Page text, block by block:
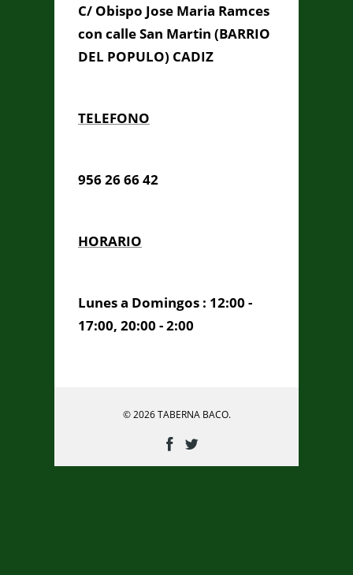
C/ Obispo Jose Maria Ramces
con calle San Martin (BARRIO
DEL POPULO) CADIZ
TELEFONO
956 26 66 42
HORARIO
Lunes a Domingos : 12:00 -
17:00, 20:00 - 2:00
© 2026 TABERNA BACO.